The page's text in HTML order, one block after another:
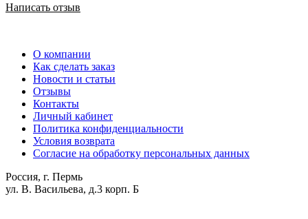
Написать отзыв
О компании
Как сделать заказ
Новости и статьи
Отзывы
Контакты
Личный кабинет
Политика конфиденциальности
Условия возврата
Согласие на обработку персональных данных
Россия, г. Пермь
ул. В. Васильева, д.3 корп. Б